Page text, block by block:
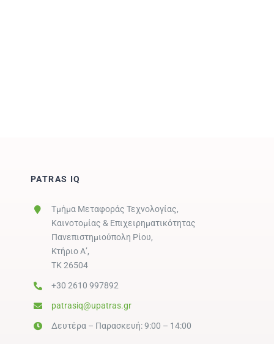
PATRAS IQ
Τμήμα Μεταφοράς Τεχνολογίας,
Καινοτομίας & Επιχειρηματικότητας
Πανεπιστημιούπολη Ρίου,
Κτήριο Α’,
ΤΚ 26504
+30 2610 997892
patrasiq@upatras.gr
Δευτέρα – Παρασκευή: 9:00 – 14:00